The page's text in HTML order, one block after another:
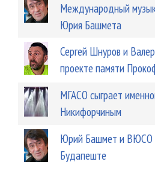
Международный
Юрия Башмета
Сергей Шнуров и
проекте памяти
МГАСО сыграет
Никифорчиным
Юрий Башмет и ВЮСО
Будапеште